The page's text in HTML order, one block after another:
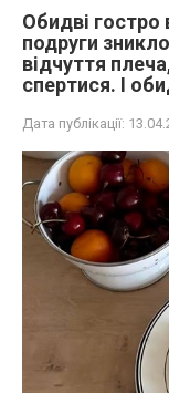
Обидві гостро
подруги
відчуття
спертися. І
Дата публікації: